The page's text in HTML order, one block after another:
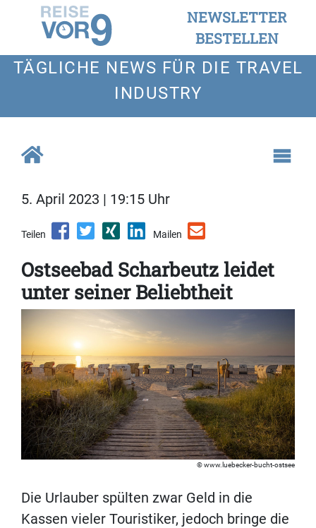
NEWSLETTER
BESTELLEN
TÄGLICHE NEWS FÜR DIE TRAVEL
INDUSTRY
5. April 2023 | 19:15 Uhr
Teilen Mailen
Ostseebad Scharbeutz leidet
unter seiner Beliebtheit
www.luebecker-bucht-ostsee
Die Urlauber spülten zwar Geld in die
Kassen vieler Touristiker, jedoch bringe die